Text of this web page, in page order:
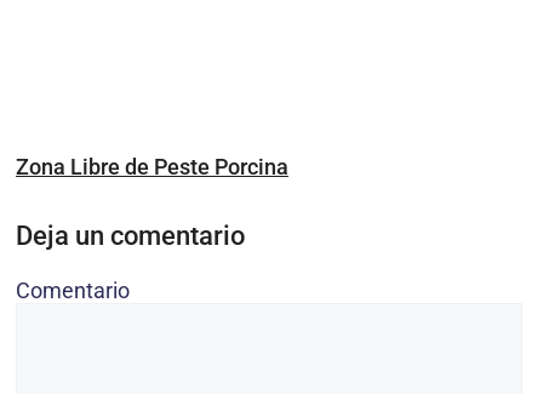
Zona Libre de Peste Porcina
Deja un comentario
Comentario